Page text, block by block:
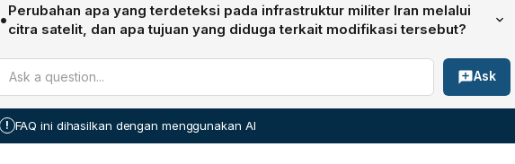
•Perubahan apa yang terdeteksi pada infrastruktur militer Iran melalui
citra satelit, dan apa tujuan yang diduga terkait modifikasi tersebut?
Citra satelit mengungkap pembangunan kembali bangunan persegi panjang di
Kompleks Militer Parchin yang sebelumnya hancur pada Oktober 2024, serta
penutupannya dengan tanah pada Desember 2025. David Albright berpendapat
disamarkan menjadi bunker tidak dapat dikenali, memberikan perlindungan
Ask
! FAQ ini dihasilkan dengan menggunakan AI